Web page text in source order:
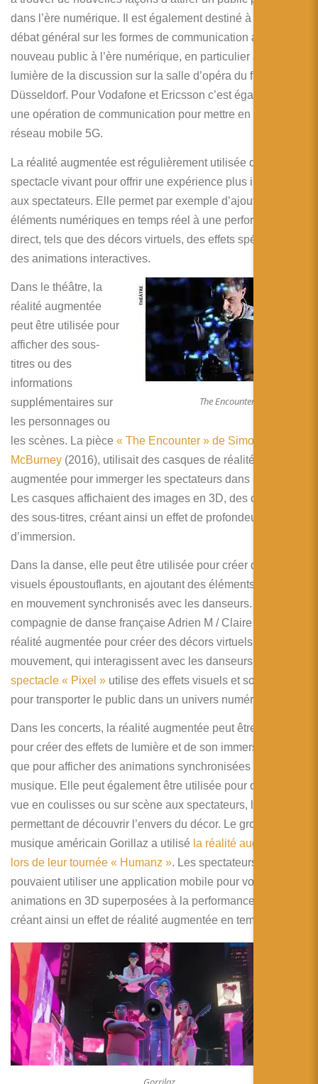
dans l’ère numérique. Il est également destiné à stimuler le
débat général sur les formes de communication avec un
nouveau public à l’ère numérique, en particulier à la
lumière de la discussion sur la salle d’opéra du futur à
Düsseldorf. Pour Vodafone et Ericsson c’est également
une opération de communication pour mettre en valeur le
réseau mobile 5G.
La réalité augmentée est régulièrement utilisée dans le
spectacle vivant pour offrir une expérience plus immersive
aux spectateurs. Elle permet par exemple d’ajouter des
éléments numériques en temps réel à une performance en
direct, tels que des décors virtuels, des effets spéciaux ou
des animations interactives.
The Encounter
Dans le théâtre, la
réalité augmentée
peut être utilisée pour
afficher des sous-
titres ou des
informations
supplémentaires sur
les personnages ou
les scènes. La pièce « The Encounter » de Simon
McBurney (2016), utilisait des casques de réalité
augmentée pour immerger les spectateurs dans l’histoire.
Les casques affichaient des images en 3D, des cartes et
des sous-titres, créant ainsi un effet de profondeur et
d’immersion.
Dans la danse, elle peut être utilisée pour créer des effets
visuels époustouflants, en ajoutant des éléments virtuels
en mouvement synchronisés avec les danseurs. La
compagnie de danse française Adrien M / Claire B utilise la
réalité augmentée pour créer des décors virtuels en
mouvement, qui interagissent avec les danseurs.
spectacle « Pixel » utilise des effets visuels et sonores
pour transporter le public dans un univers numérique.
Dans les concerts, la réalité augmentée peut être utilisée
pour créer des effets de lumière et de son immersifs, ainsi
que pour afficher des animations synchronisées avec la
musique. Elle peut également être utilisée pour offrir une
vue en coulisses ou sur scène aux spectateurs, leur
permettant de découvrir l’envers du décor. Le groupe de
musique américain Gorillaz a utilisé la réalité augmentée
lors de leur tournée « Humanz ». Les spectateurs
pouvaient utiliser une application mobile pour voir des
animations en 3D superposées à la performance en direct,
créant ainsi un effet de réalité augmentée en temps réel.